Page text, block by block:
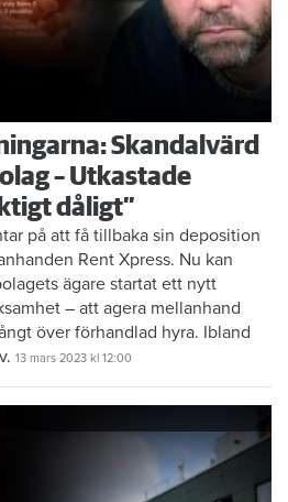
Skandalvärd
– Utkastade
dåligt”
på att få tillbaka sin deposition
Rent Xpress. Nu kan
ägare startat ett nytt
– att agera mellanhand
över förhandlad hyra. Ibland
13 mars 2023 kl 12:00